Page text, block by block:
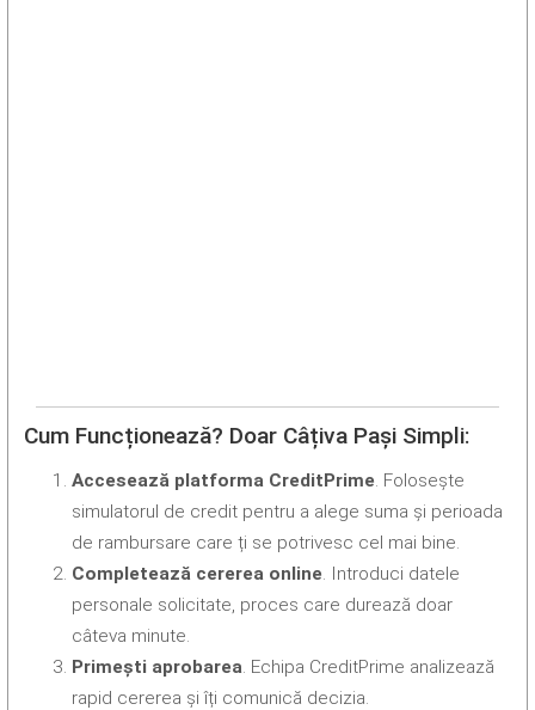
Cum Funcționează? Doar Câțiva Pași Simpli:
Accesează platforma CreditPrime. Folosește
simulatorul de credit pentru a alege suma și perioada
de rambursare care ți se potrivesc cel mai bine.
Completează cererea online. Introduci datele
personale solicitate, proces care durează doar
câteva minute.
Primești aprobarea. Echipa CreditPrime analizează
rapid cererea și îți comunică decizia.